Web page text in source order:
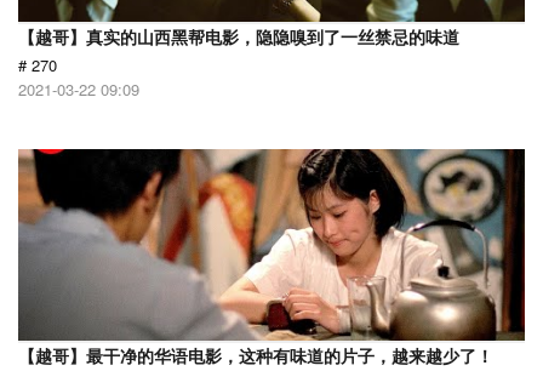
【越哥】真实的山西黑帮电影，隐隐嗅到了一丝禁忌的味道
# 270
2021-03-22 09:09
【越哥】最干净的华语电影，这种有味道的片子，越来越少了！